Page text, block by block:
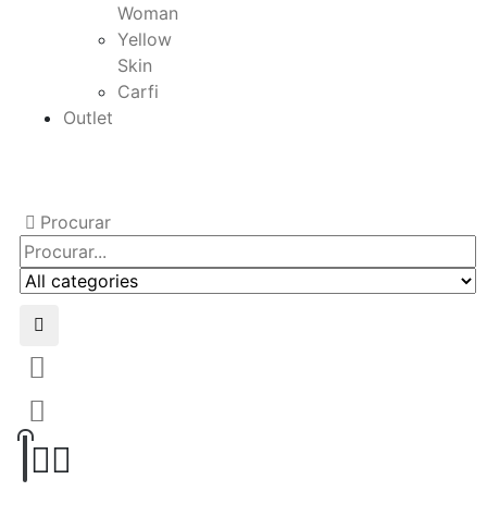
Woman
Yellow
Skin
Carfi
Outlet
Procurar